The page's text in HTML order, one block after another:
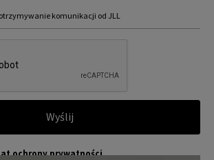
komunikacji od JLL
Wyślij
ochrony prywatności